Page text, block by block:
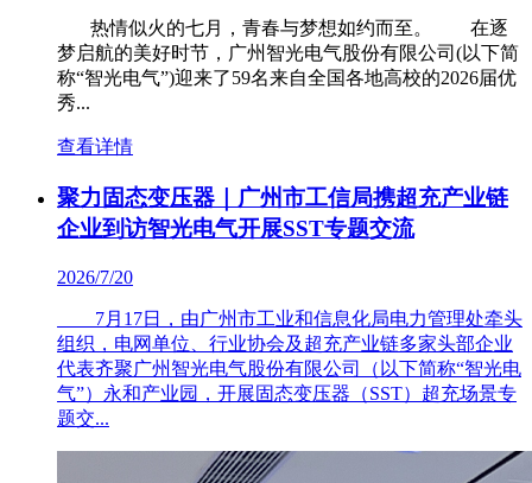
热情似火的七月，青春与梦想如约而至。 在逐
梦启航的美好时节，广州智光电气股份有限公司(以下简
称“智光电气”)迎来了59名来自全国各地高校的2026届优
秀...
查看详情
聚力固态变压器｜广州市工信局携超充产业链
企业到访智光电气开展SST专题交流
2026/7/20
7月17日，由广州市工业和信息化局电力管理处牵头
组织，电网单位、行业协会及超充产业链多家头部企业
代表齐聚广州智光电气股份有限公司（以下简称“智光电
气”）永和产业园，开展固态变压器（SST）超充场景专
题交...